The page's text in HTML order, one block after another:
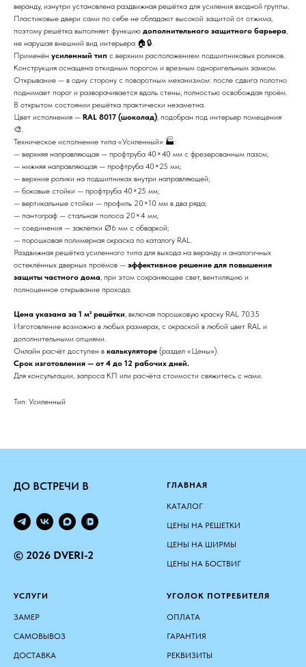
веранду, изнутри установлена раздвижная решётка для усиления входной группы.
Пластиковые двери сами по себе не обладают высокой защитой от отжима,
поэтому решётка выполняет функцию дополнительного защитного барьера,
не нарушая внешний вид интерьера 🏠🔒.
Применён усиленный тип с верхним расположением подшипниковых роликов.
Конструкция оснащена откидным порогом и врезным одноригельным замком.
Открывание — в одну сторону с поворотным механизмом: после сдвига полотно
поднимает порог и разворачивается вдоль стены, полностью освобождая проём.
В открытом состоянии решётка практически незаметна.
Цвет исполнения — RAL 8017 (шоколад), подобран под интерьер помещения
🎨.
Техническое исполнение типа «Усиленный» 🏭:
— верхняя направляющая — профтруба 40×40 мм с фрезерованным пазом;
— нижняя направляющая — профтруба 40×25 мм;
— верхние ролики на подшипниках внутри направляющей;
— боковые стойки — профтруба 40×25 мм;
— вертикальные стойки — профиль 20×10 мм в два ряда;
— пантограф — стальная полоса 20×4 мм;
— соединения — заклёпки Ø6 мм с обваркой;
— порошковая полимерная окраска по каталогу RAL.
Раздвижная решётка усиленного типа для выхода на веранду и аналогичных
остеклённых дверных проёмов — эффективное решение для повышения
защиты частного дома, при этом сохраняющее свет, вентиляцию и
полноценное открывание прохода.
Цена указана за 1 м² решётки, включая порошковую краску RAL 7035
Изготовление возможно в любых размерах, с окраской в любой цвет RAL и
дополнительными опциями.
Онлайн расчёт доступен в калькуляторе (раздел «Цены»).
Срок изготовления — от 4 до 12 рабочих дней.
Для консультации, запроса КП или расчёта стоимости свяжитесь с нами.
Тип: Усиленный
ДО ВСТРЕЧИ В
© 2026 DVERI-2
ГЛАВНАЯ
КАТАЛОГ
ЦЕНЫ НА РЕШЕТКИ
ЦЕНЫ НА ШИРМЫ
ЦЕНЫ НА БОСТВИГ
УСЛУГИ
ЗАМЕР
САМОВЫВОЗ
ДОСТАВКА
УГОЛОК ПОТРЕБИТЕЛЯ
ОПЛАТА
ГАРАНТИЯ
РЕКВИЗИТЫ